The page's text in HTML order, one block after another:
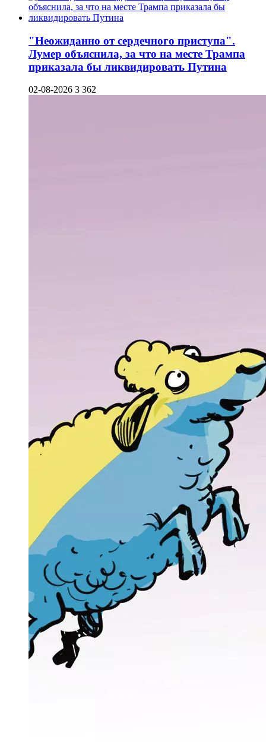
"Неожиданно от сердечного приступа".
Лумер объяснила, за что на месте Трампа
приказала бы ликвидировать Путина
02-08-2026 3 362